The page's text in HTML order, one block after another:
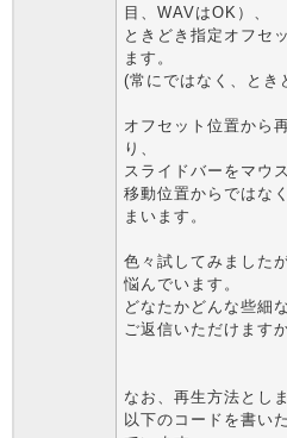
目、WAVはOK）、
ときどき指定オフセ
ます。
(常にではなく、とき
オフセット位置から
り、
スライドバーをマウ
移動位置からではな
まいます。
色々試してみました
悩んでいます。
どなたかどんな些細
ご返信いただけます
なお、再生方法とし
以下のコードを書い